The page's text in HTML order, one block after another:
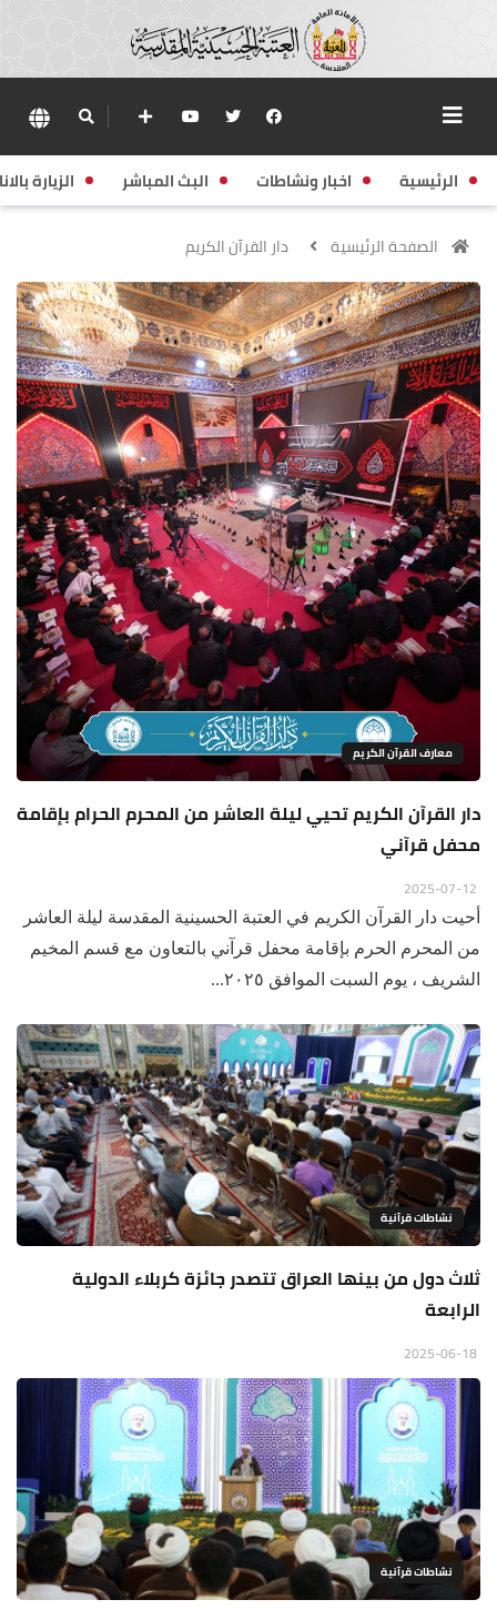
الرئيسية اخبار ونشاطات البث المباشر الزيارة
الصفحة الرئيسية دار القرآن الكريم
معارف القرآن الكريم
دار القرآن الكريم تحيي ليلة العاشر من المحرم الحرام بإقامة
محفل قرآني
أحيت دار القرآن الكريم في العتبة الحسينية المقدسة ليلة العاشر
من المحرم الحرم بإقامة محفل قرآني بالتعاون مع قسم المخيم
الشريف ، يوم السبت الموافق ٢٠٢٥...
نشاطات قرآنية
ثلاث دول من بينها العراق تتصدر جائزة كربلاء الدولية
الرابعة
نشاطات قرآنية